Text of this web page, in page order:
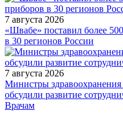
7 августа 2026
«Швабе» поставил более
в 30 регионов России
7 августа 2026
Министры
обсудили развитие
/doctor/pulmonology/analiz-
Врачам